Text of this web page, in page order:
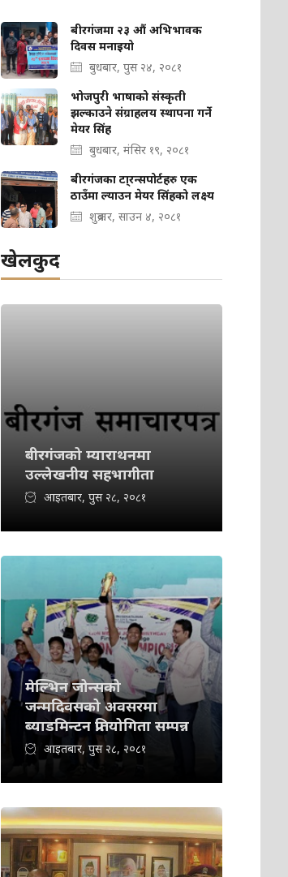
बीरगंजमा २३ औं अभिभावक
दिवस मनाइयो
बुधबार, पुस २४, २०८१
भोजपुरी भाषाको संस्कृती
झल्काउने संग्राहलय स्थापना गर्ने
मेयर सिंह
बुधबार, मंसिर १९, २०८१
बीरगंजका टा्रन्सपोर्टहरु एक
ठाउँमा ल्याउन मेयर सिंहको लक्ष्य
शुक्रबार, साउन ४, २०८१
खेलकुद
बीरगंजको म्याराथनमा
उल्लेखनीय सहभागीता
आइतबार, पुस २८, २०८१
मेल्भिन जोन्सको
जन्मदिवसको अवसरमा
ब्याडमिन्टन प्रतियोगिता सम्पन्न
आइतबार, पुस २८, २०८१